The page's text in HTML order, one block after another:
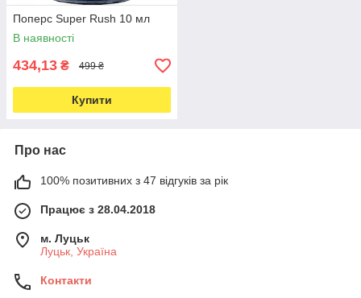
Поперс Super Rush 10 мл
В наявності
434,13 ₴ 499 ₴
Купити
Про нас
100% позитивних з 47 відгуків за рік
Працює з 28.04.2018
м. Луцьк
Луцьк, Україна
Контакти